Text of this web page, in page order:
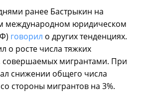
ранее Бастрыкин на
международном юридическом
говорил о других тенденциях.
о росте числа тяжких
совершаемых мигрантами. При
снижении общего числа
стороны мигрантов на 3%.